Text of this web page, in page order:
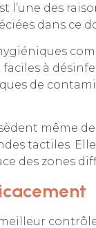
l’une des
dans ce
à
de
même
tactiles.
des zones